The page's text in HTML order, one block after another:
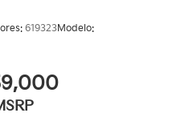
619323Modelo: